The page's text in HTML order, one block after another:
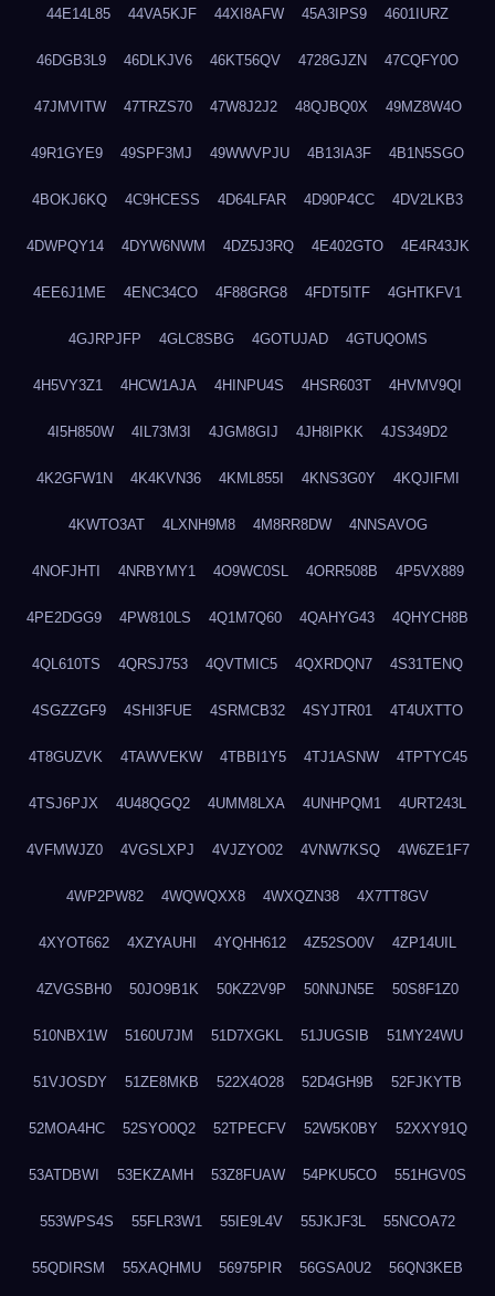
44E14L85 44VA5KJF 44XI8AFW 45A3IPS9 4601IURZ
46DGB3L9 46DLKJV6 46KT56QV 4728GJZN 47CQFY0O
47JMVITW 47TRZS70 47W8J2J2 48QJBQ0X 49MZ8W4O
49R1GYE9 49SPF3MJ 49WWVPJU 4B13IA3F 4B1N5SGO
4BOKJ6KQ 4C9HCESS 4D64LFAR 4D90P4CC 4DV2LKB3
4DWPQY14 4DYW6NWM 4DZ5J3RQ 4E402GTO 4E4R43JK
4EE6J1ME 4ENC34CO 4F88GRG8 4FDT5ITF 4GHTKFV1
4GJRPJFP 4GLC8SBG 4GOTUJAD 4GTUQOMS
4H5VY3Z1 4HCW1AJA 4HINPU4S 4HSR603T 4HVMV9QI
4I5H850W 4IL73M3I 4JGM8GIJ 4JH8IPKK 4JS349D2
4K2GFW1N 4K4KVN36 4KML855I 4KNS3G0Y 4KQJIFMI
4KWTO3AT 4LXNH9M8 4M8RR8DW 4NNSAVOG
4NOFJHTI 4NRBYMY1 4O9WC0SL 4ORR508B 4P5VX889
4PE2DGG9 4PW810LS 4Q1M7Q60 4QAHYG43 4QHYCH8B
4QL610TS 4QRSJ753 4QVTMIC5 4QXRDQN7 4S31TENQ
4SGZZGF9 4SHI3FUE 4SRMCB32 4SYJTR01 4T4UXTTO
4T8GUZVK 4TAWVEKW 4TBBI1Y5 4TJ1ASNW 4TPTYC45
4TSJ6PJX 4U48QGQ2 4UMM8LXA 4UNHPQM1 4URT243L
4VFMWJZ0 4VGSLXPJ 4VJZYO02 4VNW7KSQ 4W6ZE1F7
4WP2PW82 4WQWQXX8 4WXQZN38 4X7TT8GV
4XYOT662 4XZYAUHI 4YQHH612 4Z52SO0V 4ZP14UIL
4ZVGSBH0 50JO9B1K 50KZ2V9P 50NNJN5E 50S8F1Z0
510NBX1W 5160U7JM 51D7XGKL 51JUGSIB 51MY24WU
51VJOSDY 51ZE8MKB 522X4O28 52D4GH9B 52FJKYTB
52MOA4HC 52SYO0Q2 52TPECFV 52W5K0BY 52XXY91Q
53ATDBWI 53EKZAMH 53Z8FUAW 54PKU5CO 551HGV0S
553WPS4S 55FLR3W1 55IE9L4V 55JKJF3L 55NCOA72
55QDIRSM 55XAQHMU 56975PIR 56GSA0U2 56QN3KEB